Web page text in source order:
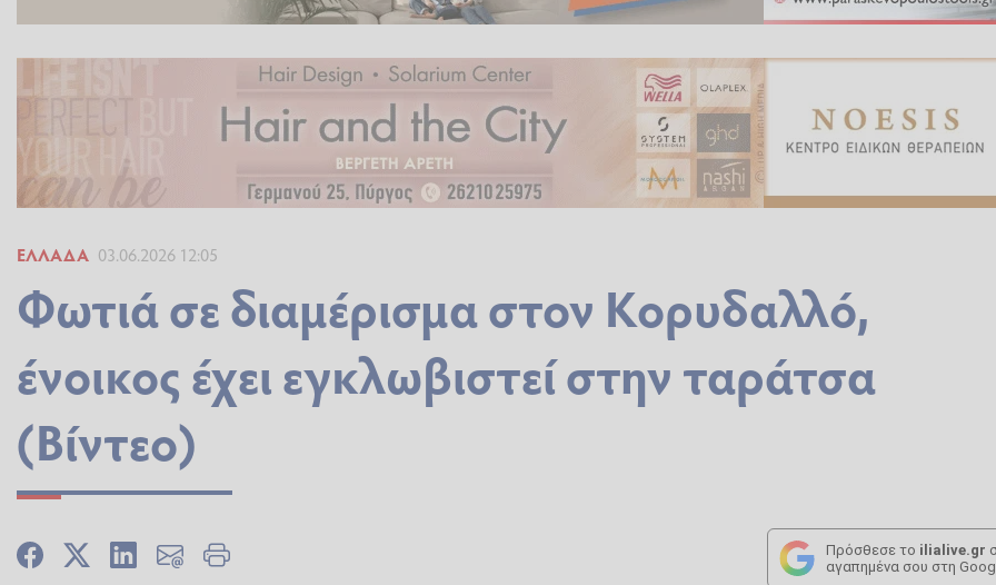
ΕΛΛΆΔΑ 03.06.2026 12:05
Φωτιά σε διαμέρισμα στον Κορυδαλλό,
ένοικος έχει εγκλωβιστεί στην ταράτσα
(Βίντεο)
Πρόσθεσε το ilialive.gr
αγαπημένα σου στη